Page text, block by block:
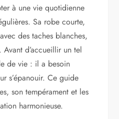
à une vie quotidienne
Sa robe courte,
des taches blanches,
Avant d’accueillir un tel
de vie : il a besoin
s’épanouir. Ce guide
son tempérament et les
harmonieuse.